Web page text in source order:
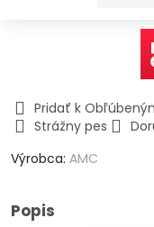
Pridať k
Strážny pes
Výrobca: AMC
Popis